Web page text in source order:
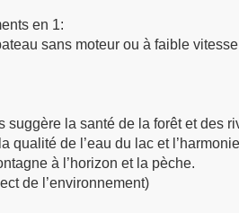
en 1:
sans moteur ou à faible
la santé de la forêt et des
de l’eau du lac et
à l’horizon et la pèche.
de l’environnement)